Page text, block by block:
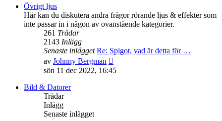
inlägget
Övrigt ljus
Här kan du diskutera andra frågor rörande ljus & effekter som
inte passar in i någon av ovanstående kategorier.
261 Trådar
2143 Inlägg
Senaste inlägget Re: Spigot, vad är detta för …
av Johnny Bergman
till
sön 11 dec 2022, 16:45
Bild & Datorer
Trådar
Inlägg
Senaste inlägget